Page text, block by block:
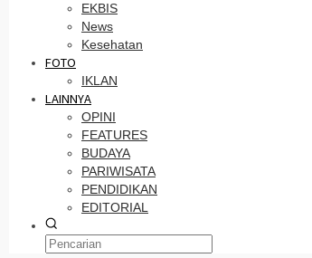
EKBIS
News
Kesehatan
FOTO
IKLAN
LAINNYA
OPINI
FEATURES
BUDAYA
PARIWISATA
PENDIDIKAN
EDITORIAL